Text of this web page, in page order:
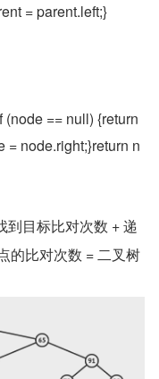
= parent.left;}
== null) {return
= node.right;}return n
到目标比对次数 + 递
的比对次数 = 二叉树